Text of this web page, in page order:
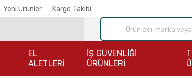
Yeni Ürünler Kargo Takibi
EL
ALETLERİ
İŞ GÜVENLİĞİ
ÜRÜNLERİ